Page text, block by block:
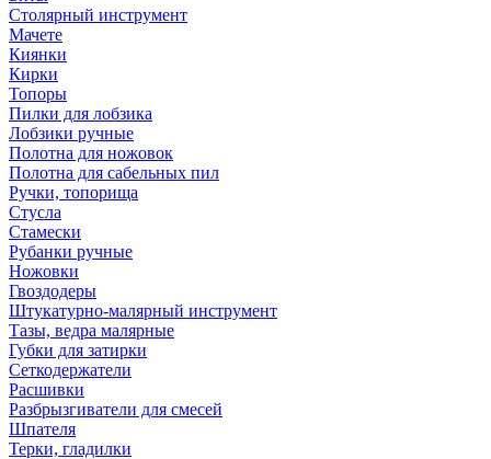
Столярный инструмент
Мачете
Киянки
Кирки
Топоры
Пилки для лобзика
Лобзики ручные
Полотна для ножовок
Полотна для сабельных пил
Ручки, топорища
Стусла
Стамески
Рубанки ручные
Ножовки
Гвоздодеры
Штукатурно-малярный инструмент
Тазы, ведра малярные
Губки для затирки
Сеткодержатели
Расшивки
Разбрызгиватели для смесей
Шпателя
Терки, гладилки